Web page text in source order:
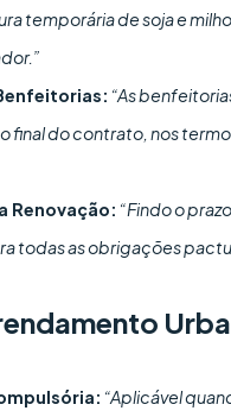
temporária de soja e
“As
final do contrato, nos
Renovação: “Findo o
todas as obrigações
“Aplicável